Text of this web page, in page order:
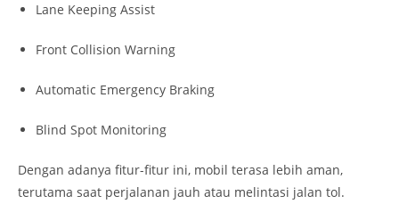
Lane Keeping Assist
Front Collision Warning
Automatic Emergency Braking
Blind Spot Monitoring
Dengan adanya fitur-fitur ini, mobil terasa lebih aman,
terutama saat perjalanan jauh atau melintasi jalan tol.